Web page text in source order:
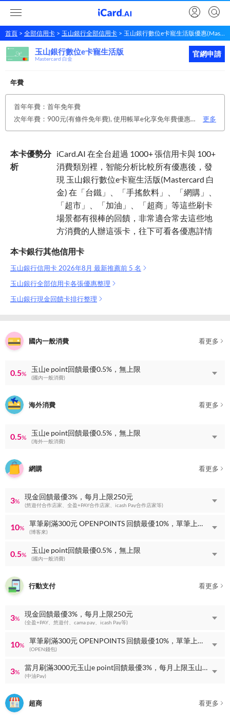
首頁 全部信用卡 玉山銀行全部信用卡 玉山銀行數位e卡寵生活版優惠(Mastercard 白金)
玉山銀行數位e卡寵生活版 立即申請
玉山銀行數位e卡寵生活版
Mastercard 白金
官網申請
年費
首年年費：首年免年費
次年年費：900元(有條件免年費), 使用帳單e化享免年費優惠；每年有消費，年年免年費。
更多
本卡優勢分
析
iCard.AI 在全台超過 1000+ 張信用卡與 100+
消費類別裡，智能分析比較所有優惠後，發
現 玉山銀行數位e卡寵生活版(Mastercard 白
金) 在「台鐵」、「手搖飲料」、「網購」、
「超市」、「加油」、「超商」等這些刷卡
場景都有很棒的回饋，非常適合常去這些地
方消費的人辦這張卡，往下可看各優惠詳情
本卡銀行其他信用卡
玉山銀行信用卡 2026年8月 最新推薦前 5 名
玉山銀行全部信用卡各張優惠整理
玉山銀行現金回饋卡排行整理
國內一般消費 看更多
0.5%
玉山e point回饋最優0.5%，無上限
(國內一般消費)
海外消費 看更多
0.5%
玉山e point回饋最優0.5%，無上限
(海外一般消費)
網購 看更多
3%
現金回饋最優3%，每月上限250元
(悠遊付合作店家、全盈+PAY合作店家、icash Pay合作店家等)
10%
單筆刷滿300元 OPENPOINTS 回饋最優10%，單筆上限 OPENPOINTS 回饋60點
(博客來)
0.5%
玉山e point回饋最優0.5%，無上限
(國內一般消費)
行動支付 看更多
3%
現金回饋最優3%，每月上限250元
(全盈+PAY、悠遊付、cama pay、icash Pay等)
10%
單筆刷滿300元 OPENPOINTS 回饋最優10%，單筆上限 OPENPOINTS 回饋60點
(OPEN錢包)
3%
當月刷滿3000元玉山e point回饋最優3%，每月上限玉山e point回饋100點
(中油Pay)
超商 看更多